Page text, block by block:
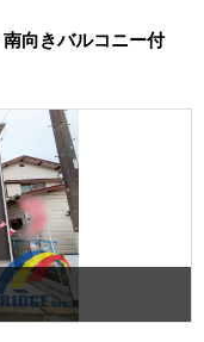
向きバルコニー付